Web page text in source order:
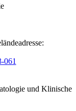
061
und Klinische